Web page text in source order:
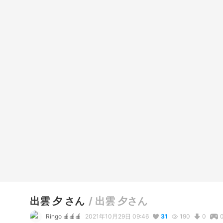
出雲 夕 さん / 出雲 夕さん
Ringo 🍎🍎🍎 2021年10月29日 09:46 31 190 0